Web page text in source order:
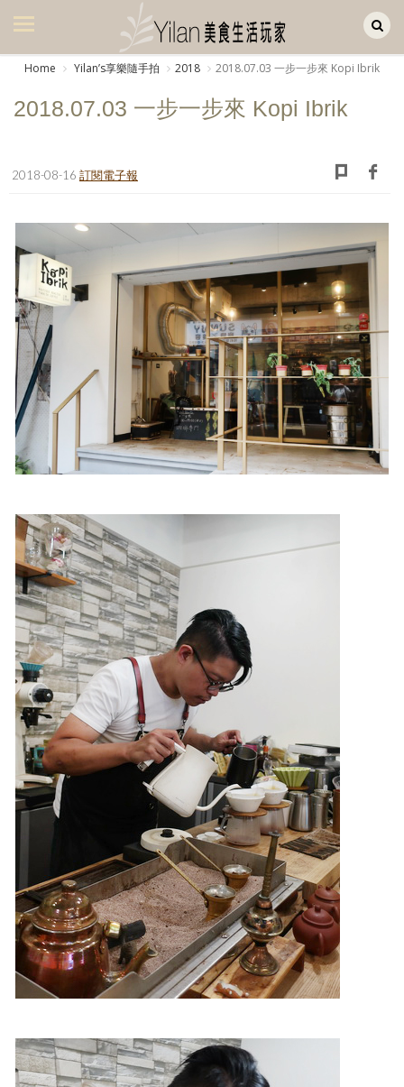
美食集
書房集
日記簿
餐桌週記
享樂隨手拍
照相簿
影音區
歷史區
關於Yilan
個人著作
活動實況記錄
媒體報導一覽
合作與代言
訂閱電子報
Home Yilanʼs享樂隨手拍 2018 2018.07.03 一步一步來 Kopi Ibrik
2018.07.03 一步一步來 Kopi Ibrik
2018-08-16 訂閱電子報